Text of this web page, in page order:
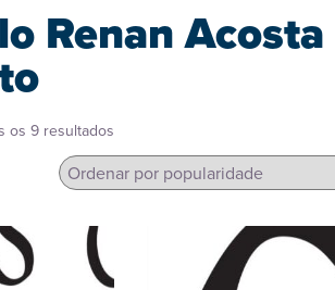
Renan Acosta
os 9 resultados
popularidade